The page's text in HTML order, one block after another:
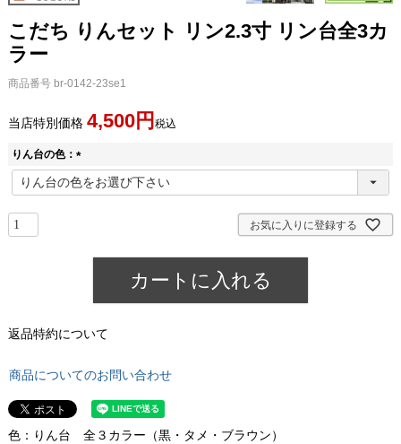
こだち りんセット リン2.3寸 リン台全3カ
ラー
商品番号 br-0142-23se1
当店特別価格 4,500 税込
りん台の色：
(
必
お気に入りに登録する
カートに入れる
返品特約について
商品についてのお問い合わせ
色：りん台 全３カラー（黒・タメ・ブラウン）